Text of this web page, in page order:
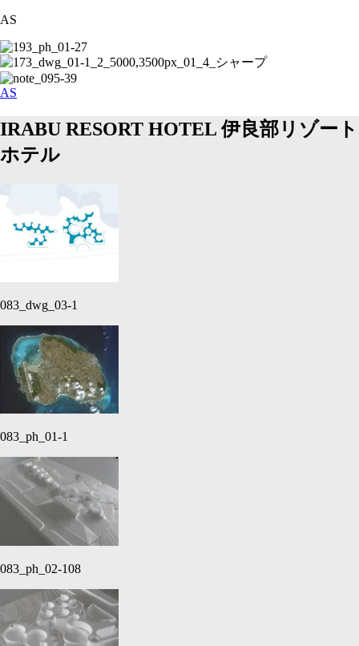
AS
AS
IRABU RESORT HOTEL 伊良部リゾート
ホテル
083_dwg_03-1
083_ph_01-1
083_ph_02-108